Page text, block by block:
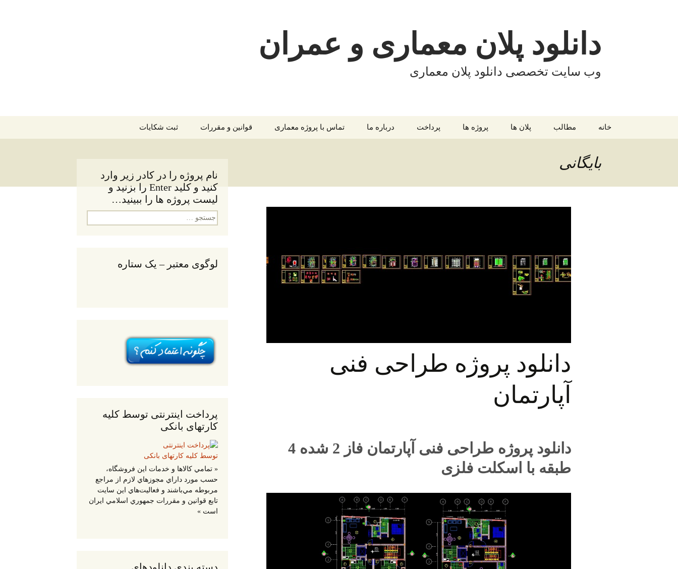
دانلود پلان معماری و عمران
وب سایت تخصصی دانلود پلان معماری
خانه مطالب پلان ها
تجاری تفریحی
مرکز تفریحی
خانه سالمندان
پارک – فضای سبز
پروژه ها
پرسپکتیو
پرداخت درباره ما تماس با پروژه معماری قوانین و مقررات ثبت شکایات
بایگانی
دانلود پروژه طراحی فنی
آپارتمان
دانلود پروژه طراحی فنی آپارتمان فاز 2 شده 4
طبقه با اسکلت فلزی
نام پروژه را در کادر زیر وارد
کنید و کلید Enter را بزنید و
لیست پروژه ها را ببینید…
جستجو
برای:
لوگوی معتبر – یک ستاره
پرداخت اینترنتی توسط کلیه
کارتهای بانکی
« تمامي كالاها و خدمات اين فروشگاه،
حسب مورد داراي مجوزهاي لازم از مراجع
مربوطه مي‌باشند و فعاليت‌هاي اين سايت
تابع قوانين و مقررات جمهوري اسلامي ايران
است »